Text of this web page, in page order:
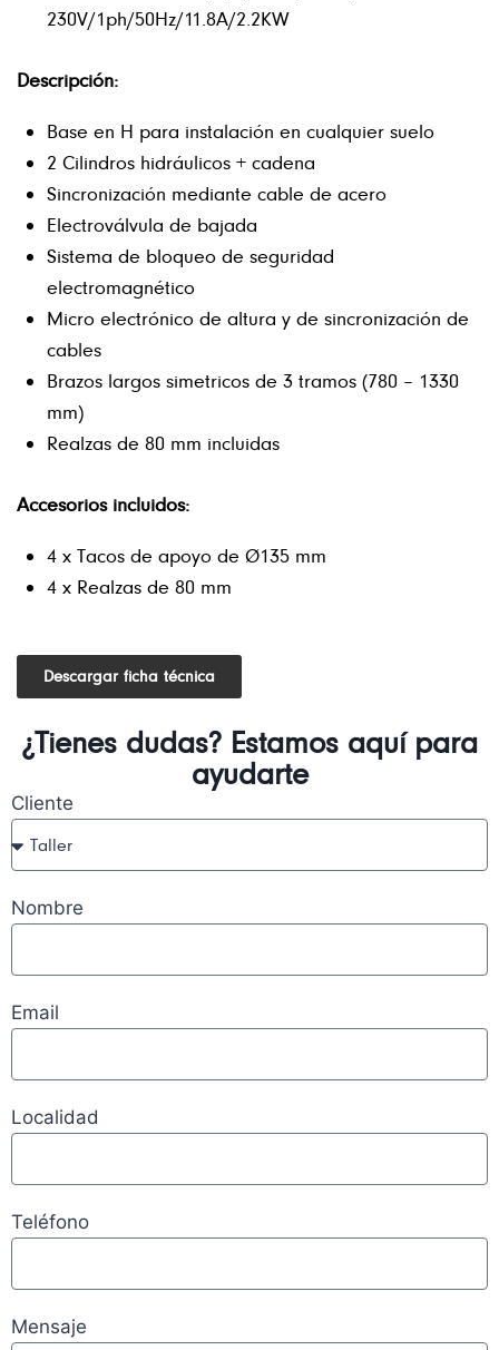
230V/1ph/50Hz/11.8A/2.2KW
Descripción:
Base en H para instalación en cualquier suelo
2 Cilindros hidráulicos + cadena
Sincronización mediante cable de acero
Electroválvula de bajada
Sistema de bloqueo de seguridad
electromagnético
Micro electrónico de altura y de sincronización de
cables
Brazos largos simetricos de 3 tramos (780 – 1330
mm)
Realzas de 80 mm incluidas
Accesorios incluidos:
4 x Tacos de apoyo de Ø135 mm
4 x Realzas de 80 mm
Descargar ficha técnica
¿Tienes dudas? Estamos aquí para
ayudarte
Cliente
Nombre
Email
Localidad
Teléfono
Mensaje